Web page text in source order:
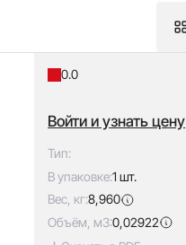
0.0
Войти и узнать цену
Тип:
В упаковке:1 шт.
Вес, кг:8,960
Объём, м3:0,02922